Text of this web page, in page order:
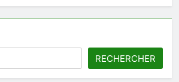
RECHERCHER